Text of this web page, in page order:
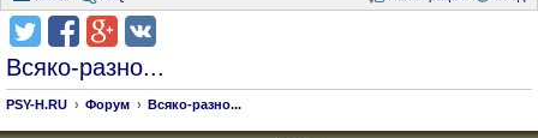
Всяко-разно...
PSY-H.RU Форум Всяко-разно...